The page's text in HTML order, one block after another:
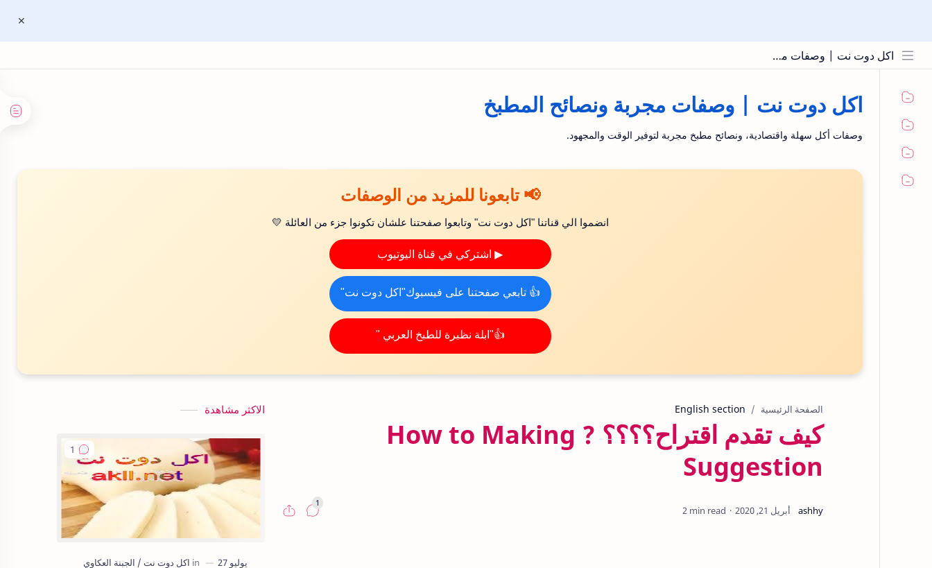
اكل دوت نت | وصفات مجربة ونصائح المطبخ
اكل دوت نت | وصفات مجربة ونصائح المطبخ
وصفات أكل سهلة واقتصادية، ونصائح مطبخ مجربة لتوفير الوقت والمجهود.
📢 تابعونا للمزيد من الوصفات
انضموا الي قناتنا "اكل دوت نت" وتابعوا صفحتنا علشان تكونوا جزء من العائلة 💛
▶ اشتركي في قناة اليوتيوب
👍 تابعي صفحتنا على فيسبوك"اكل دوت نت"
👍"ابلة نظيرة للطبخ العربي "
الصفحة الرئيسية English section
كيف تقدم اقتراح؟؟؟؟ ? How to Making
Suggestion
2 min read
الاكثر مشاهدة